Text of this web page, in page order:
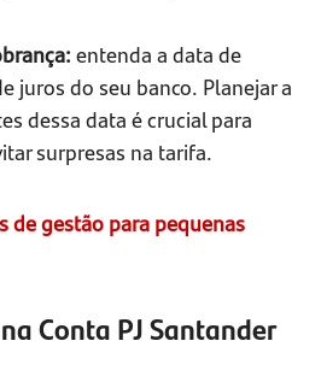
entenda a data de
juros do seu banco. Planejar a
dessa data é crucial para
surpresas na tarifa.
de gestão para pequenas
Conta PJ Santander